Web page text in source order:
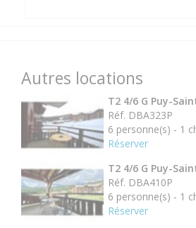
Autres locations
T2 4/6 G Puy-
Réf. DBA323P
6 personne(s) - 1
Réserver
T2 4/6 G Puy-
Réf. DBA410P
6 personne(s) - 1
Réserver